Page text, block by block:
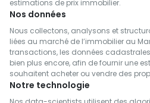
estimations de prix immobilier.
Nos données
Nous collectons, analysons et
liées au marché de l’immobilier au
transactions, les données
bien plus encore, afin de fournir une
souhaitent acheter ou vendre des
Notre technologie